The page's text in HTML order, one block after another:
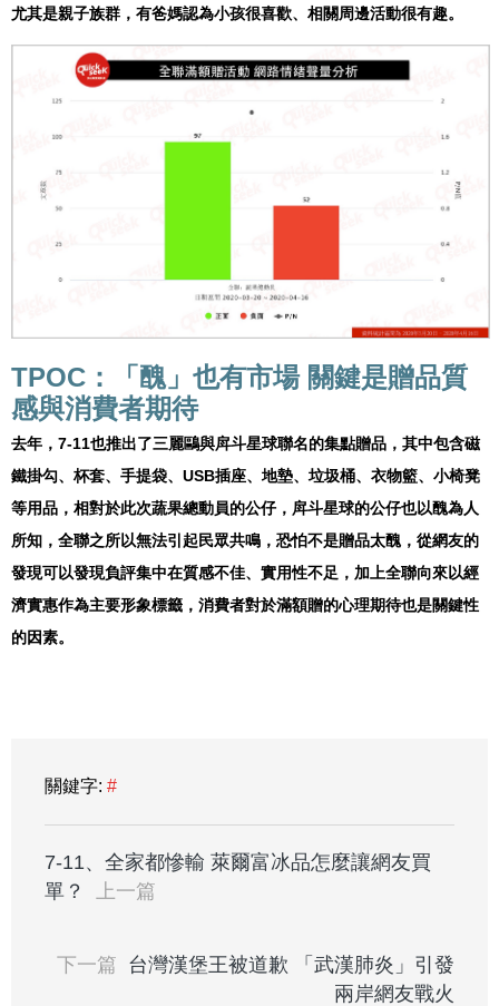
尤其是親子族群，有爸媽認為小孩很喜歡、相關周邊活動很有趣。
TPOC：「醜」也有市場 關鍵是贈品質
感與消費者期待
去年，7-11也推出了三麗鷗與戽斗星球聯名的集點贈品，其中包含磁
鐵掛勾、杯套、手提袋、USB插座、地墊、垃圾桶、衣物籃、小椅凳
等用品，相對於此次蔬果總動員的公仔，戽斗星球的公仔也以醜為人
所知，全聯之所以無法引起民眾共鳴，恐怕不是贈品太醜，從網友的
發現可以發現負評集中在質感不佳、實用性不足，加上全聯向來以經
濟實惠作為主要形象標籤，消費者對於滿額贈的心理期待也是關鍵性
的因素。
關鍵字: #
7-11、全家都慘輸 萊爾富冰品怎麼讓網友買
單？
上一篇
下一篇 台灣漢堡王被道歉 「武漢肺炎」引發
兩岸網友戰火